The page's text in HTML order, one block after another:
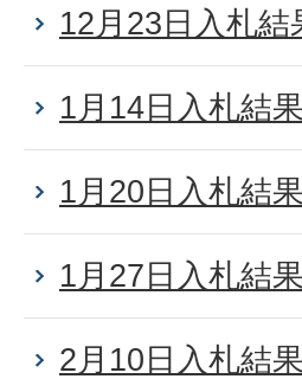
12月23日入札
1月14日入札結
1月20日入札結
1月27日入札結
2月10日入札結